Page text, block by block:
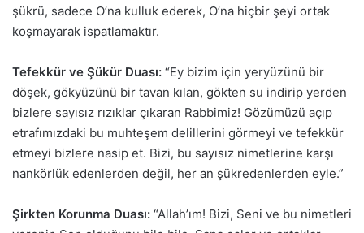
şükrü, sadece O’na kulluk ederek, O’na hiçbir şeyi ortak
koşmayarak ispatlamaktır.
Tefekkür ve Şükür Duası: “Ey bizim için yeryüzünü bir
döşek, gökyüzünü bir tavan kılan, gökten su indirip yerden
bizlere sayısız rızıklar çıkaran Rabbimiz! Gözümüzü açıp
etrafımızdaki bu muhteşem delillerini görmeyi ve tefekkür
etmeyi bizlere nasip et. Bizi, bu sayısız nimetlerine karşı
nankörlük edenlerden değil, her an şükredenlerden eyle.”
Şirkten Korunma Duası: “Allah’ım! Bizi, Seni ve bu nimetleri